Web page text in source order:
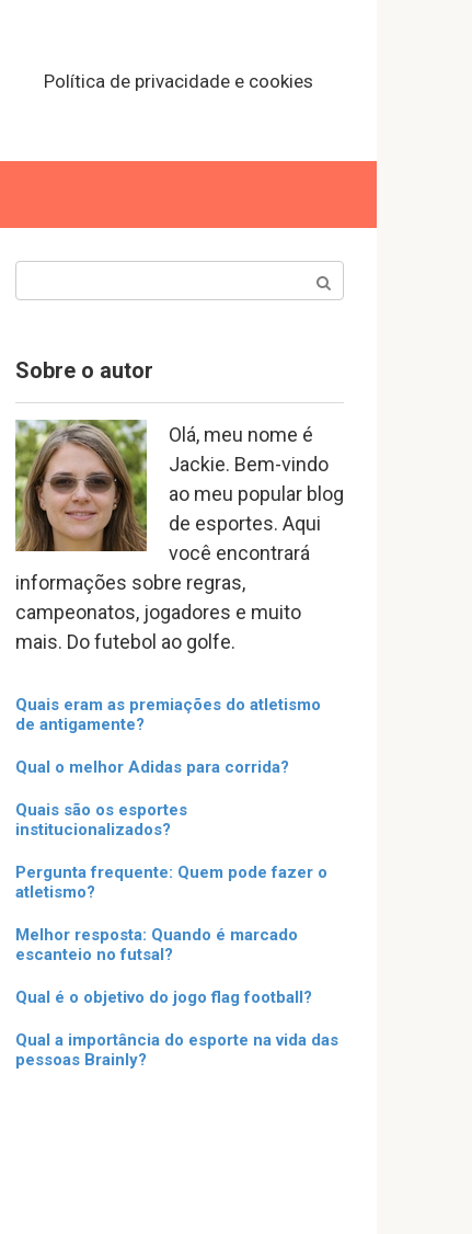
Política de privacidade e cookies
Sobre o autor
Olá, meu nome é
Jackie. Bem-vindo
ao meu popular blog
de esportes. Aqui
você encontrará
informações sobre regras,
campeonatos, jogadores e muito
mais. Do futebol ao golfe.
Quais eram as premiações do atletismo
de antigamente?
Qual o melhor Adidas para corrida?
Quais são os esportes
institucionalizados?
Pergunta frequente: Quem pode fazer o
atletismo?
Melhor resposta: Quando é marcado
escanteio no futsal?
Qual é o objetivo do jogo flag football?
Qual a importância do esporte na vida das
pessoas Brainly?